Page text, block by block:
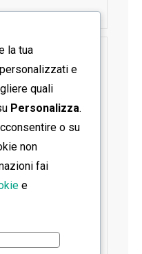
la tua
e
quali
Personalizza.
o su
non
fai
e